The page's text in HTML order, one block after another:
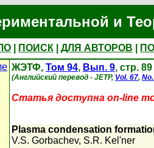
и
ПОИСК ДЛЯ АВТОРОВ
ЖЭТФ, Том 94, Вып. 9, стр.
(Английский перевод - JETP, Vol. 67,
Статья доступна on-line
Plasma condensation
V.S. Gorbachev, S.R. Kel'ner